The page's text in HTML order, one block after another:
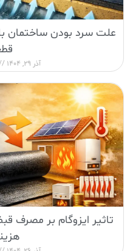
علت سرد بودن ساختمان با
آذر 29, 1404
تاثیر ایزوگام بر مصرف